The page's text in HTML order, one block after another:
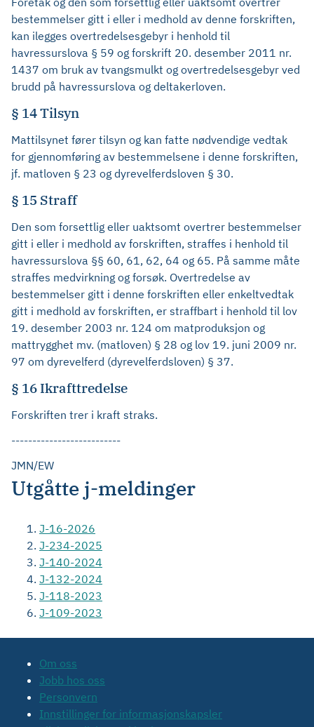
bestemmelser gitt i eller i medhold av denne forskriften,
kan ilegges overtredelsesgebyr i henhold til
havressurslova § 59 og forskrift 20. desember 2011 nr.
1437 om bruk av tvangsmulkt og overtredelsesgebyr ved
brudd på havressurslova og deltakerloven.
§ 14 Tilsyn
Mattilsynet fører tilsyn og kan fatte nødvendige vedtak
for gjennomføring av bestemmelsene i denne forskriften,
jf. matloven § 23 og dyrevelferdsloven § 30.
§ 15 Straff
Den som forsettlig eller uaktsomt overtrer bestemmelser
gitt i eller i medhold av forskriften, straffes i henhold til
havressurslova §§ 60, 61, 62, 64 og 65. På samme måte
straffes medvirkning og forsøk. Overtredelse av
bestemmelser gitt i denne forskriften eller enkeltvedtak
gitt i medhold av forskriften, er straffbart i henhold til lov
19. desember 2003 nr. 124 om matproduksjon og
mattrygghet mv. (matloven) § 28 og lov 19. juni 2009 nr.
97 om dyrevelferd (dyrevelferdsloven) § 37.
§ 16 Ikrafttredelse
Forskriften trer i kraft straks.
--------------------------
JMN/EW
Utgåtte j-meldinger
J-16-2026
J-234-2025
J-140-2024
J-132-2024
J-118-2023
J-109-2023
Om oss
Jobb hos oss
Personvern
Innstillinger for informasjonskapsler